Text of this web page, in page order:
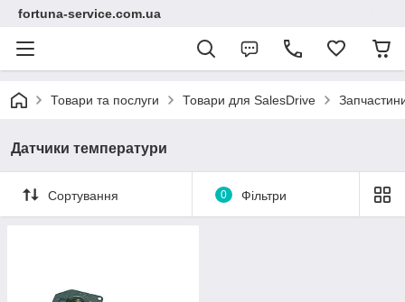
fortuna-service.com.ua
Товари та послуги Товари для SalesDrive
Датчики температури
Сортування 0 Фільтри